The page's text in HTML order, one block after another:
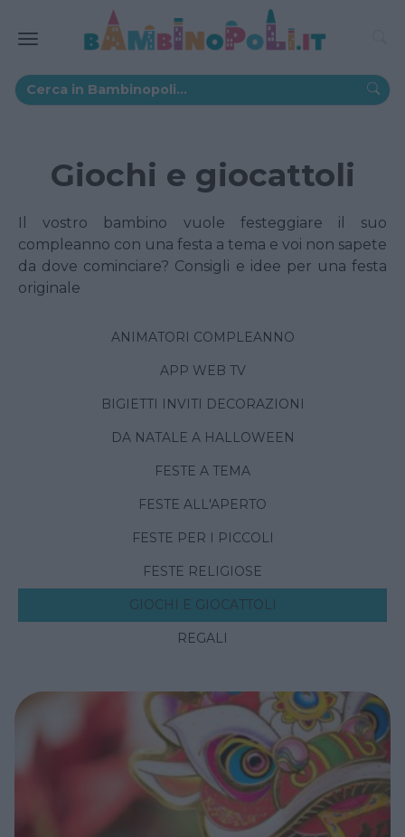
Giochi e giocattoli
Il vostro bambino vuole festeggiare il suo
compleanno con una festa a tema e voi non sapete
da dove cominciare? Consigli e idee per una festa
originale
ANIMATORI COMPLEANNO
APP WEB TV
BIGIETTI INVITI DECORAZIONI
DA NATALE A HALLOWEEN
FESTE A TEMA
FESTE ALL'APERTO
FESTE PER I PICCOLI
FESTE RELIGIOSE
GIOCHI E GIOCATTOLI
REGALI